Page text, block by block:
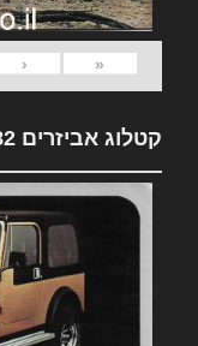
«
‹
קטלוג אביזרים 1982 Jeep